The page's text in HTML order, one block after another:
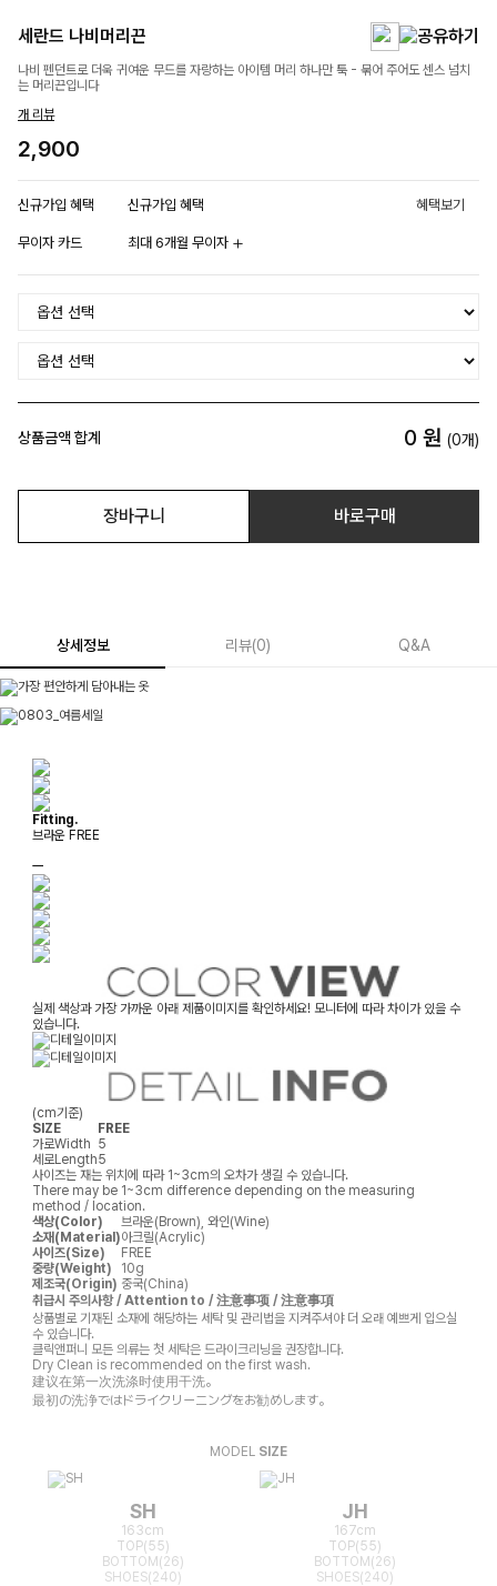
세란드 나비머리끈
나비 펜던트로 더욱 귀여운 무드를 자랑하는 아이템 머리 하나만 툭 - 묶어 주어도 센스 넘치
는 머리끈입니다
개 리뷰
2,900
신규가입 혜택 신규가입 혜택 혜택보기
무이자 카드 최대 6개월 무이자
상품금액 합계 0 원 (0개)
장바구니 바로구매
상세정보 리뷰(0) Q&A
Fitting.
브라운 FREE
ㅡ
실제 색상과 가장 가까운 아래 제품이미지를 확인하세요! 모니터에 따라 차이가 있을 수
있습니다.
(cm기준)
SIZE
FREE
가로Width 5
세로Length5
사이즈는 재는 위치에 따라 1~3cm의 오차가 생길 수 있습니다.
There may be 1~3cm difference depending on the measuring
method / location.
색상(Color)
브라운(Brown), 와인(Wine)
소재(Material)아크릴(Acrylic)
사이즈(Size)
FREE
중량(Weight)
10g
제조국(Origin) 중국(China)
취급시 주의사항 / Attention to / 注意事项 / 注意事項
상품별로 기재된 소재에 해당하는 세탁 및 관리법을 지켜주셔야 더 오래 예쁘게 입으실
수 있습니다.
클릭앤퍼니 모든 의류는 첫 세탁은 드라이크리닝을 권장합니다.
Dry Clean is recommended on the first wash.
建议在第一次洗涤时使用干洗。
最初の洗浄ではドライクリーニングをお勧めします。
MODEL SIZE
SH
163cm
TOP(55)
BOTTOM(26)
SHOES(240)
JH
167cm
TOP(55)
BOTTOM(26)
SHOES(240)